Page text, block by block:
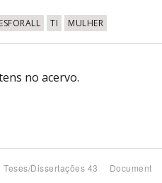
TI MULHER
no acervo.
Teses/Dissertações 43